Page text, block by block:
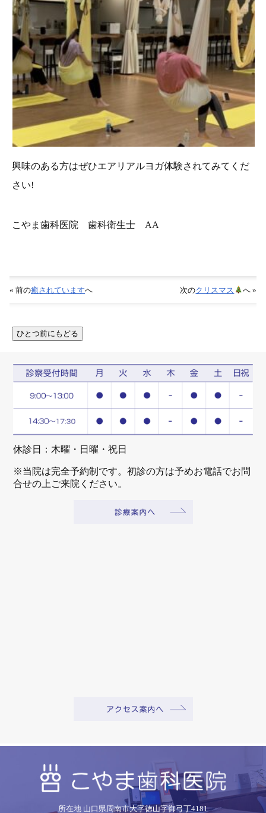
興味のある方はぜひエアリアルヨガ体験されてみてくだ
さい!
こやま歯科医院 歯科衛生士 AA
« 前の癒されていますへ 次のクリスマス へ »
休診日：木曜・日曜・祝日
※当院は完全予約制です。初診の方は予めお電話でお問
合せの上ご来院ください。
所在地 山口県周南市大字徳山字御弓丁4181